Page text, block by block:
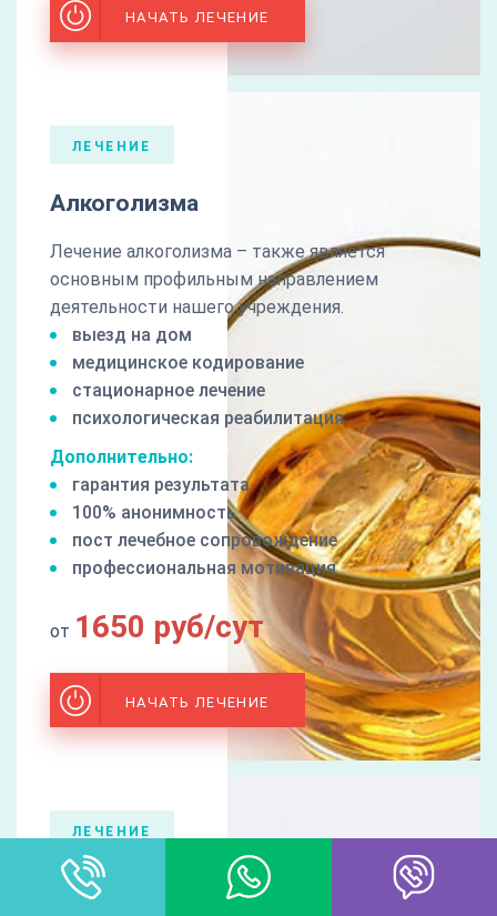
НАЧАТЬ ЛЕЧЕНИЕ
ЛЕЧЕНИЕ
Алкоголизма
Лечение алкоголизма – также является
основным профильным направлением
деятельности нашего учреждения.
выезд на дом
медицинское кодирование
стационарное лечение
психологическая реабилитация
Дополнительно:
гарантия результата
100% анонимность
пост лечебное сопровождение
профессиональная мотивация
от 1650 руб/сут
НАЧАТЬ ЛЕЧЕНИЕ
ЛЕЧЕНИЕ
Игромании